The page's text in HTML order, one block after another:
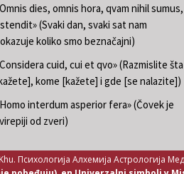
dies, omnis hora, qvam nihil sumus,
(Svaki dan, svaki sat nam
koliko smo beznačajni)
cuid, cui et qvo» (Razmislite šta
kome [kažete] i gde [se nalazite])
interdum asperior fera» (Čovek je
od zveri)
Психологија Алхемија Астрологија